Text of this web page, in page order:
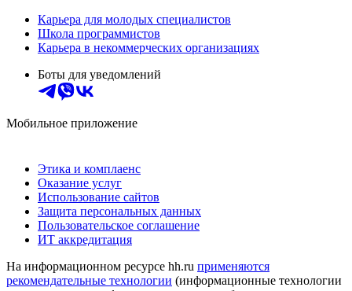
Карьера для молодых специалистов
Школа программистов
Карьера в некоммерческих организациях
Боты для уведомлений
Мобильное приложение
Этика и комплаенс
Оказание услуг
Использование сайтов
Защита персональных данных
Пользовательское соглашение
ИТ аккредитация
На информационном ресурсе hh.ru применяются
рекомендательные технологии (информационные технологии